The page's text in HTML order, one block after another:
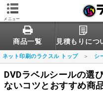
メニュー
商品一覧 見積もりにつ
ネット印刷のラクスル トップ シ
DVDラベルシールの選
ないコツとおすすめ商